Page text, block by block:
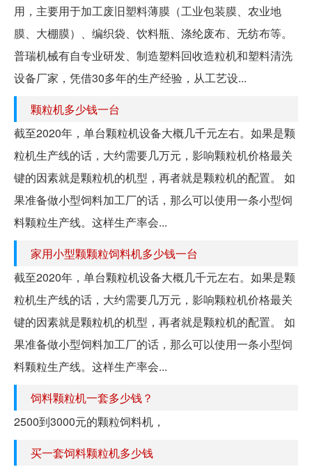
用，主要用于加工废旧塑料薄膜（工业包装膜、农业地
膜、大棚膜）、编织袋、饮料瓶、涤纶废布、无纺布等。
普瑞机械有自专业研发、制造塑料回收造粒机和塑料清洗
设备厂家，凭借30多年的生产经验，从工艺设...
颗粒机多少钱一台
截至2020年，单台颗粒机设备大概几千元左右。如果是颗
粒机生产线的话，大约需要几万元，影响颗粒机价格最关
键的因素就是颗粒机的机型，再者就是颗粒机的配置。 如
果准备做小型饲料加工厂的话，那么可以使用一条小型饲
料颗粒生产线。这样生产率会...
家用小型颗颗粒饲料机多少钱一台
截至2020年，单台颗粒机设备大概几千元左右。如果是颗
粒机生产线的话，大约需要几万元，影响颗粒机价格最关
键的因素就是颗粒机的机型，再者就是颗粒机的配置。 如
果准备做小型饲料加工厂的话，那么可以使用一条小型饲
料颗粒生产线。这样生产率会...
饲料颗粒机一套多少钱？
2500到3000元的颗粒饲料机，
买一套饲料颗粒机多少钱